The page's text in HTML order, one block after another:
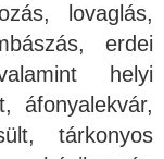
lovaglás,
erdei
helyi
áfonyalekvár,
tárkonyos